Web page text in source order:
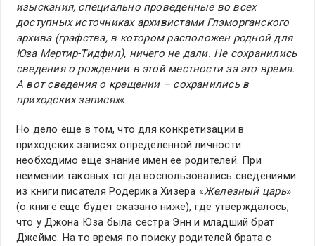
изыскания, специально проведенные во всех
доступных источниках архивистами Глэморганского
архива (графства, в котором расположен родной для
Юза Мертир-Тидфил), ничего не дали. Не сохранились
сведения о рождении в этой местности за это время.
А вот сведения о крещении – сохранились в
приходских записях«.
Но дело еще в том, что для конкретизации в
приходских записях определенной личности
необходимо еще знание имен ее родителей. При
неимении таковых тогда воспользовались сведениями
из книги писателя Родерика Хизера «Железный царь»
(о книге еще будет сказано ниже), где утверждалось,
что у Джона Юза была сестра Энн и младший брат
Джеймс. На то время по поиску родителей брата с